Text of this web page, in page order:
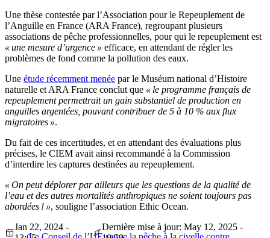
Une thèse contestée par l’Association pour le Repeuplement de
l’Anguille en France (ARA France), regroupant plusieurs
associations de pêche professionnelles, pour qui le repeuplement est
« une mesure d’urgence » efficace, en attendant de régler les
problèmes de fond comme la pollution des eaux.
Une étude récemment menée par le Muséum national d’Histoire
naturelle et ARA France conclut que « le programme français de
repeuplement permettrait un gain substantiel de production en
anguilles argentées, pouvant contribuer de 5 à 10 % aux flux
migratoires ».
Du fait de ces incertitudes, et en attendant des évaluations plus
précises, le CIEM avait ainsi recommandé à la Commission
d’interdire les captures destinées au repeuplement.
« On peut déplorer par ailleurs que les questions de la qualité de
l’eau et des autres mortalités anthropiques ne soient toujours pas
abordées ! », souligne l’association Ethic Ocean.
Jan 22, 2024 -
Dernière mise à jour: May 12, 2025 -